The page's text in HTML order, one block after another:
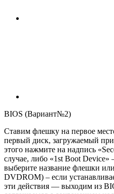
BIOS (Вариант№2)
Ставим флешку на первое
первый диск, загружаемый
этого нажмите на надпись
случае, либо «1st Boot
выберите название флешки
DVDROM) – если
эти действия — выходим из